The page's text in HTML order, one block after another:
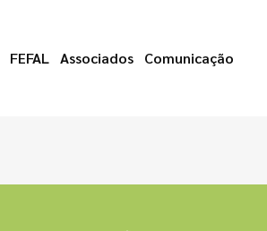
FEFAL Associados Comunicação